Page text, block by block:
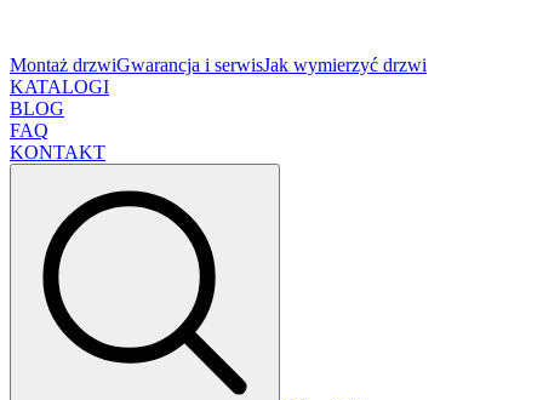
Montaż drzwiGwarancja i serwisJak wymierzyć drzwi
KATALOGI
BLOG
FAQ
KONTAKT